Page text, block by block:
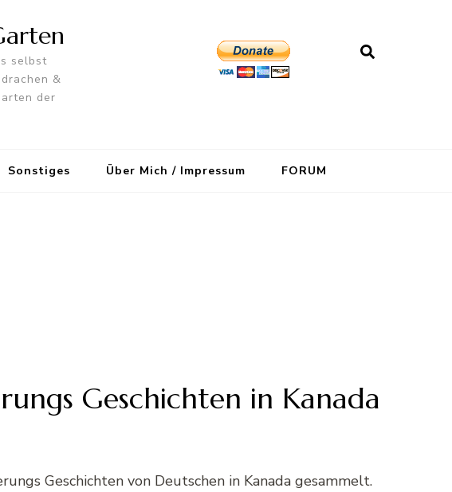
selbst
&
der
Sonstiges Über Mich / Impressum FORUM
Geschichten in Kanada
Geschichten von Deutschen in Kanada gesammelt.